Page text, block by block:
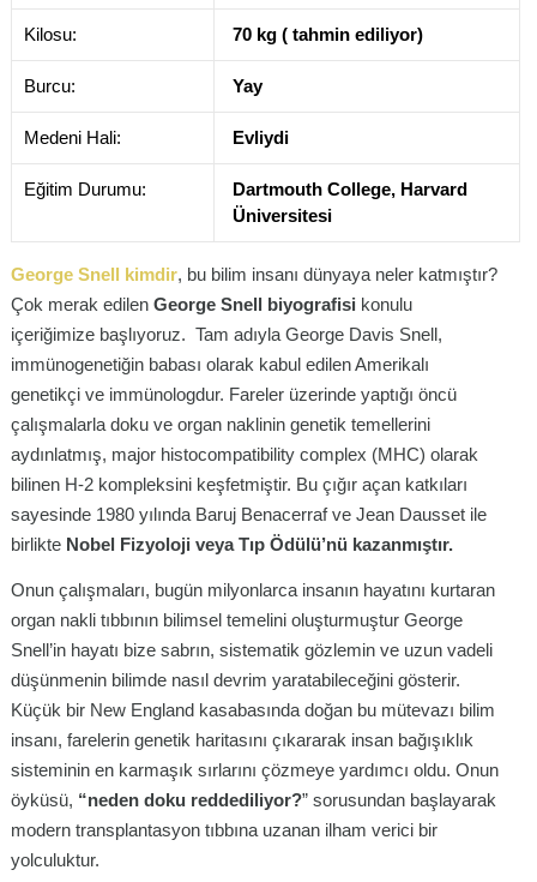
Kilosu: 70 kg ( tahmin ediliyor)
Burcu: Yay
Medeni Hali: Evliydi
Eğitim Durumu:
Dartmouth College, Harvard
Üniversitesi
George Snell kimdir, bu bilim insanı dünyaya neler katmıştır?
Çok merak edilen George Snell biyografisi konulu
içeriğimize başlıyoruz. Tam adıyla George Davis Snell,
immünogenetiğin babası olarak kabul edilen Amerikalı
genetikçi ve immünologdur. Fareler üzerinde yaptığı öncü
çalışmalarla doku ve organ naklinin genetik temellerini
aydınlatmış, major histocompatibility complex (MHC) olarak
bilinen H-2 kompleksini keşfetmiştir. Bu çığır açan katkıları
sayesinde 1980 yılında Baruj Benacerraf ve Jean Dausset ile
birlikte Nobel Fizyoloji veya Tıp Ödülü’nü kazanmıştır.
Onun çalışmaları, bugün milyonlarca insanın hayatını kurtaran
organ nakli tıbbının bilimsel temelini oluşturmuştur George
Snell’in hayatı bize sabrın, sistematik gözlemin ve uzun vadeli
düşünmenin bilimde nasıl devrim yaratabileceğini gösterir.
Küçük bir New England kasabasında doğan bu mütevazı bilim
insanı, farelerin genetik haritasını çıkararak insan bağışıklık
sisteminin en karmaşık sırlarını çözmeye yardımcı oldu. Onun
öyküsü, “neden doku reddediliyor?” sorusundan başlayarak
modern transplantasyon tıbbına uzanan ilham verici bir
yolculuktur.